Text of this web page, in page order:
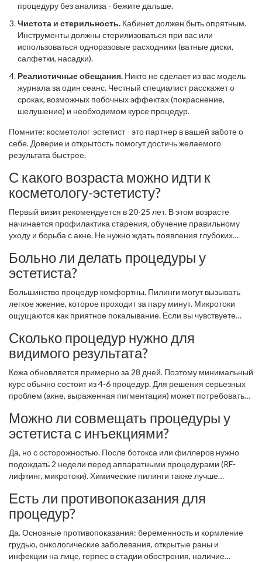
процедуру без анализа - бежите дальше.
Чистота и стерильность. Кабинет должен быть опрятным.
Инструменты должны стерилизоваться при вас или
использоваться одноразовые расходники (ватные диски,
салфетки, насадки).
Реалистичные обещания. Никто не сделает из вас модель
журнала за один сеанс. Честный специалист расскажет о
сроках, возможных побочных эффектах (покраснение,
шелушение) и необходимом курсе процедур.
Помните: косметолог-эстетист - это партнер в вашей заботе о
себе. Доверие и открытость помогут достичь желаемого
результата быстрее.
С какого возраста можно идти к
косметологу-эстетисту?
Первый визит рекомендуется в 20-25 лет. В этом возрасте
начинается профилактика старения, обучение правильному
уходу и борьба с акне. Не нужно ждать появления глубоких
Больно ли делать процедуры у
эстетиста?
Большинство процедур комфортны. Пилинги могут вызывать
легкое жжение, которое проходит за пару минут. Микротоки
ощущаются как приятное покалывание. Если вы чувствуете
скорректировать параметры аппарата.
Сколько процедур нужно для
видимого результата?
Кожа обновляется примерно за 28 дней. Поэтому минимальный
курс обычно состоит из 4-6 процедур. Для решения серьезных
проблем (акне, выраженная пигментация) может потребоваться
свежести, но не изменит структуру кожи.
Можно ли совмещать процедуры у
эстетиста с инъекциями?
Да, но с осторожностью. После ботокса или филлеров нужно
подождать 2 недели перед аппаратными процедурами (RF-
лифтинг, микротоки). Химические пилинги также лучше
специалистами, к которым вы ходите.
Есть ли противопоказания для
процедур?
Да. Основные противопоказания: беременность и кормление
грудью, онкологические заболевания, открытые раны и
инфекции на лице, герпес в стадии обострения, наличие